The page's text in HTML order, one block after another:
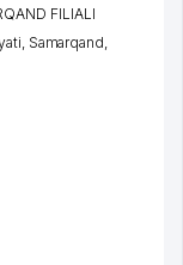
FILIALI
Samarqand